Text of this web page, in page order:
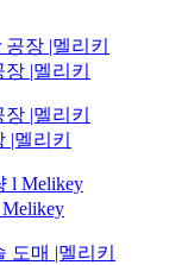
|멜리키
|멜리키